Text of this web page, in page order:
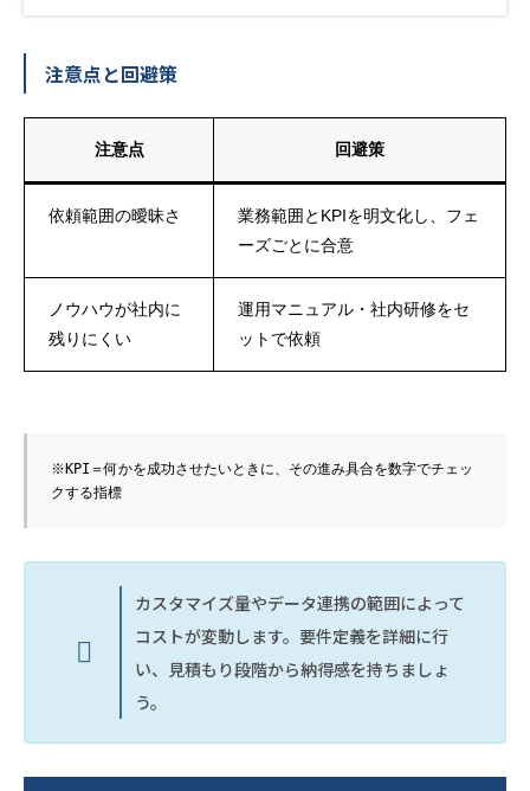
注意点と回避策
注意点 回避策
依頼範囲の曖昧さ
業務範囲とKPIを明文化し、フェ
ーズごとに合意
ノウハウが社内に
残りにくい
運用マニュアル・社内研修をセ
ットで依頼
※KPI＝何かを成功させたいときに、その進み具合を数字でチェッ
クする指標
カスタマイズ量やデータ連携の範囲によって
コストが変動します。要件定義を詳細に行
い、見積もり段階から納得感を持ちましょ
う。